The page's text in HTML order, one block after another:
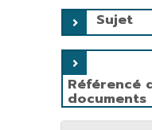
Sujet
Référencé